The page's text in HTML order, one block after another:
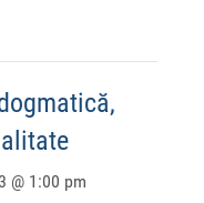
@ 1:00 pm